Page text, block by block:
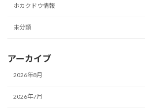
ホカクドウ情報
未分類
アーカイブ
2026年8月
2026年7月